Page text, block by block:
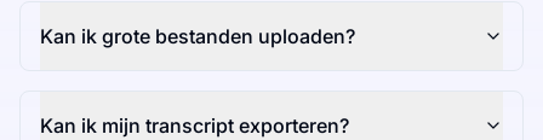
Kan ik grote bestanden uploaden?
Kan ik mijn transcript exporteren?